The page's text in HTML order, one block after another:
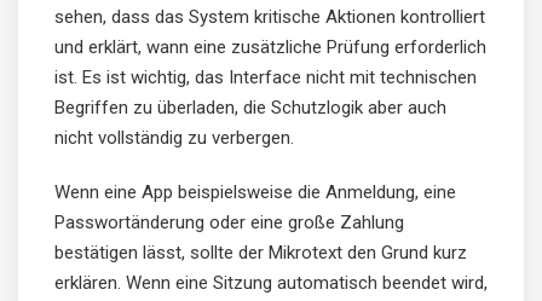
sehen, dass das System kritische Aktionen kontrolliert
und erklärt, wann eine zusätzliche Prüfung erforderlich
ist. Es ist wichtig, das Interface nicht mit technischen
Begriffen zu überladen, die Schutzlogik aber auch
nicht vollständig zu verbergen.
Wenn eine App beispielsweise die Anmeldung, eine
Passwortänderung oder eine große Zahlung
bestätigen lässt, sollte der Mikrotext den Grund kurz
erklären. Wenn eine Sitzung automatisch beendet wird,